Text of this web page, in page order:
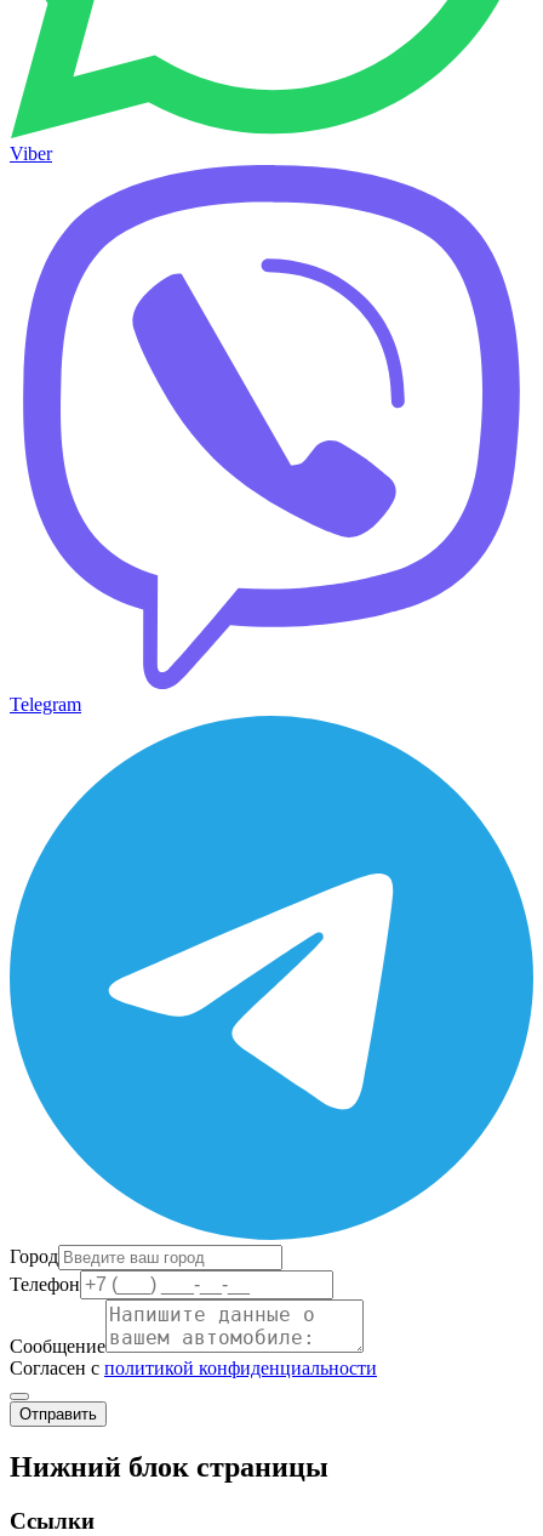
Viber
Telegram
Город
Телефон
Сообщение
Согласен с политикой конфиденциальности
Отправить
Нижний блок страницы
Ссылки